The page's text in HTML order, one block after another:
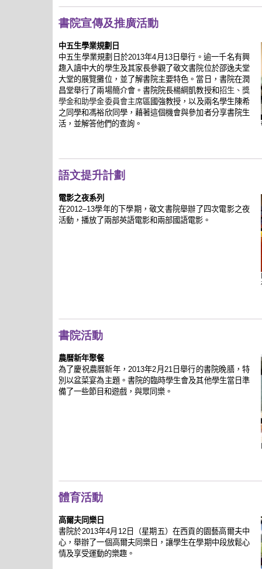
書院宣傳及推廣活動
中五生學業規劃 日
中五生學業規劃日於2013年4月 13日舉行。逾一千名有興
趣入讀中大的學生及其家長參觀了敬文書院位於邵逸夫堂
大堂的展覽攤位，並了解書院主要特色。當日，書院在潤
昌堂舉行了兩場簡介會。書院院長楊綱凱教授和招生、獎
學金和助學金委員會主席區國強教授，以及兩名學生陳希
之同學和馮裕欣同學，藉著這個機會與參加者分享書院生
活，並解答他們的查詢。
語文提升計劃
電影之夜系列
在2012–13學年的下學期，敬文書院舉辦了四次電影之夜
活動，播放了兩部英語電影和兩部國語電影。
書院活動
農曆新年聚餐
為了慶祝農曆新年， 2013年2月21日舉行的書院晚膳，特
別以盆菜宴為主題。書院的臨時學生會及其他學生當日準
備了一些節目和遊戲，與眾同樂。
體育活動
高爾夫同樂日
書院於2013年4月 12日（星期五）在西貢的園藝高爾夫中
心，舉辦了一個高爾夫同樂日，讓學生在學期中段放鬆心
情及享受運動的樂趣。